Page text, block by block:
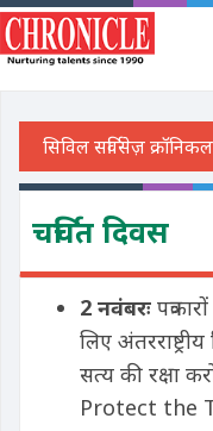
चर्चित दिवस
2 नवंबरः
लिए अंतरराष्ट्रीय
सत्य की रक्षा
Protect the